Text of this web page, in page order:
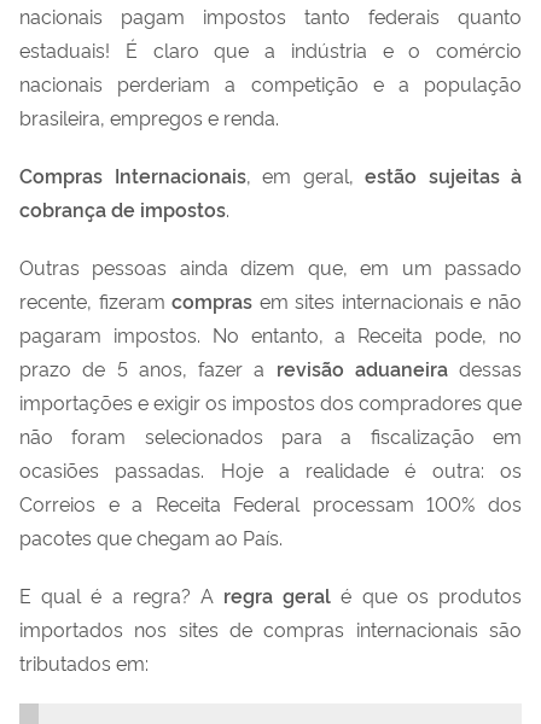
nacionais pagam impostos tanto federais quanto
estaduais! É claro que a indústria e o comércio
nacionais perderiam a competição e a população
brasileira, empregos e renda.
Compras Internacionais, em geral, estão sujeitas à
cobrança de impostos.
Outras pessoas ainda dizem que, em um passado
recente, fizeramcompras em sites internacionais e não
pagaram impostos. No entanto, a Receita pode, no
prazo de 5 anos, fazer a revisão aduaneiradessas
importações e exigir os impostos dos compradores que
não foram selecionados para a fiscalização em
ocasiões passadas. Hoje a realidade é outra: os
Correios e a Receita Federal processam 100% dos
pacotes que chegam ao País.
E qual é a regra? A regra geral é que os produtos
importados nos sites de compras internacionais são
tributados em: